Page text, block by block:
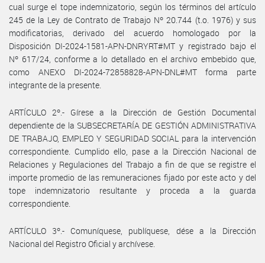
cual surge el tope indemnizatorio, según los términos del artículo
245 de la Ley de Contrato de Trabajo Nº 20.744 (t.o. 1976) y sus
modificatorias, derivado del acuerdo homologado por la
Disposición DI-2024-1581-APN-DNRYRT#MT y registrado bajo el
Nº 617/24, conforme a lo detallado en el archivo embebido que,
como ANEXO DI-2024-72858828-APN-DNL#MT forma parte
integrante de la presente.
ARTÍCULO 2º.- Gírese a la Dirección de Gestión Documental
dependiente de la SUBSECRETARÍA DE GESTIÓN ADMINISTRATIVA
DE TRABAJO, EMPLEO Y SEGURIDAD SOCIAL para la intervención
correspondiente. Cumplido ello, pase a la Dirección Nacional de
Relaciones y Regulaciones del Trabajo a fin de que se registre el
importe promedio de las remuneraciones fijado por este acto y del
tope indemnizatorio resultante y proceda a la guarda
correspondiente.
ARTÍCULO 3º.- Comuníquese, publíquese, dése a la Dirección
Nacional del Registro Oficial y archívese.